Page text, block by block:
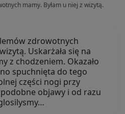
mamy. Byłam u niej z wizytą.
zdrowotnych
Uskarżała się na
z chodzeniem. Okazało
spuchnięta do tego
części nogi przy
objawy i od razu